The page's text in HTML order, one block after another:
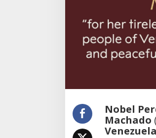
Nobel
Machado
Venezuela